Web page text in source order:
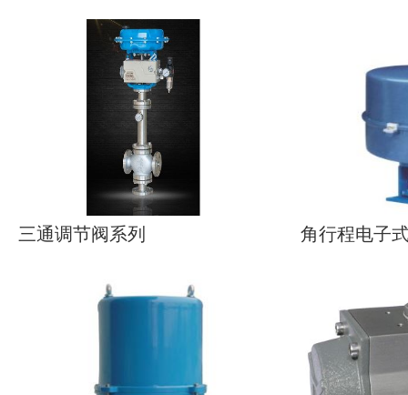
三通调节阀系列 角行程电子